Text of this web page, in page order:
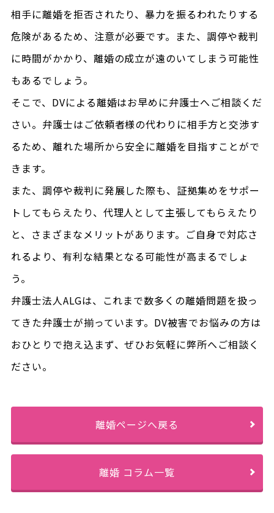
相手に離婚を拒否されたり、暴力を振るわれたりする
危険があるため、注意が必要です。また、調停や裁判
に時間がかかり、離婚の成立が遠のいてしまう可能性
もあるでしょう。
そこで、DVによる離婚はお早めに弁護士へご相談くだ
さい。弁護士はご依頼者様の代わりに相手方と交渉す
るため、離れた場所から安全に離婚を目指すことがで
きます。
また、調停や裁判に発展した際も、証拠集めをサポー
トしてもらえたり、代理人として主張してもらえたり
と、さまざまなメリットがあります。ご自身で対応さ
れるより、有利な結果となる可能性が高まるでしょ
う。
弁護士法人ALGは、これまで数多くの離婚問題を扱っ
てきた弁護士が揃っています。DV被害でお悩みの方は
おひとりで抱え込まず、ぜひお気軽に弊所へご相談く
ださい。
離婚ページへ戻る
離婚 コラム一覧